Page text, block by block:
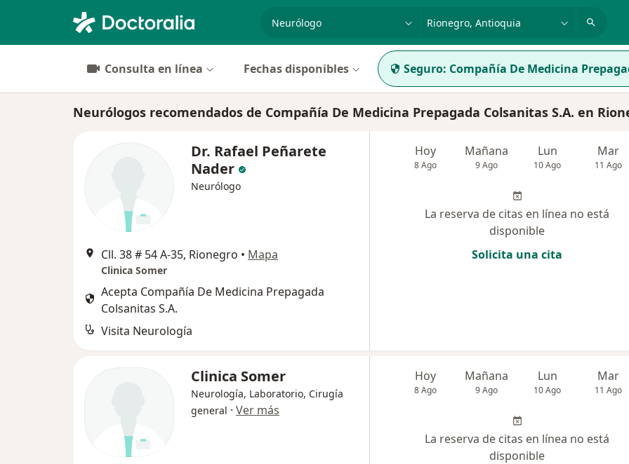
especialidad, enfermedad o nombre
Consulta en línea Fechas disponibles Seguro: Compañía De Medicina
Neurólogos recomendados de Compañía De Medicina Prepagada Colsanitas S.A. en
Dr. Rafael Peñarete
Nader
Neurólogo
Cll. 38 # 54 A-35, Rionegro • Mapa
Clinica Somer
Acepta Compañía De Medicina Prepagada
Colsanitas S.A.
Visita Neurología
Hoy
8 Ago
Mañana
9 Ago
Lun
10 Ago
Mar
11 Ago
La reserva de citas en línea no está
disponible
Solicita una cita
Clinica Somer
Neurología, Laboratorio, Cirugía
general · Ver más
Hoy
8 Ago
Mañana
9 Ago
Lun
10 Ago
Mar
11 Ago
La reserva de citas en línea no está
disponible